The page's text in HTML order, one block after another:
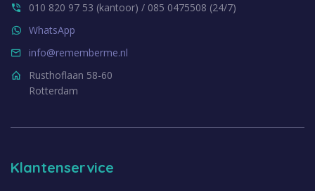
010 820 97 53 (kantoor) / 085 0475508 (24/7)
WhatsApp
info@rememberme.nl
Rusthoflaan 58-60
Rotterdam
Klantenservice